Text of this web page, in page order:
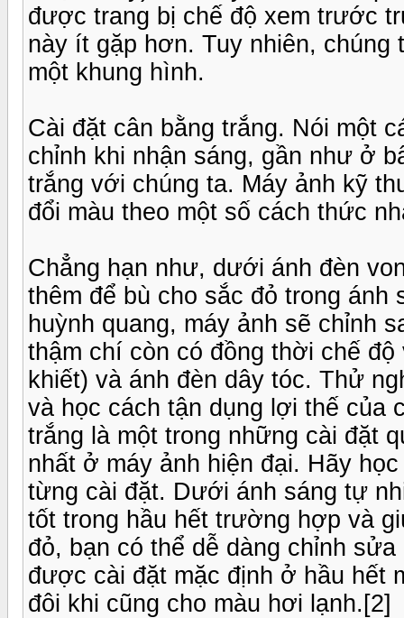
được trang bị chế độ xem trước
này ít gặp hơn. Tuy nhiên, chúng
một khung hình.
Cài đặt cân bằng trắng. Nói một
chỉnh khi nhận sáng, gần như ở
trắng với chúng ta. Máy ảnh kỹ
đổi màu theo một số cách thức
Chẳng hạn như, dưới ánh đèn
thêm để bù cho sắc đỏ trong
huỳnh quang, máy ảnh sẽ chỉnh
thậm chí còn có đồng thời chế
khiết) và ánh đèn dây tóc. Thử
và học cách tận dụng lợi thế của
trắng là một trong những cài đặt
nhất ở máy ảnh hiện đại. Hãy
từng cài đặt. Dưới ánh sáng tự
tốt trong hầu hết trường hợp và
đỏ, bạn có thể dễ dàng chỉnh
được cài đặt mặc định ở hầu hết
đôi khi cũng cho màu hơi lạnh.[2]